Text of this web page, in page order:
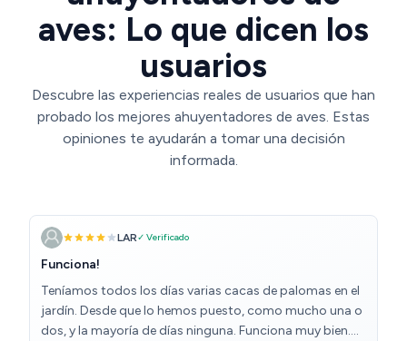
aves: Lo que dicen los
usuarios
Descubre las experiencias reales de usuarios que han
probado los mejores ahuyentadores de aves. Estas
opiniones te ayudarán a tomar una decisión
informada.
LAR✓ Verificado
Funciona!
Teníamos todos los días varias cacas de palomas en el
jardín. Desde que lo hemos puesto, como mucho una o
dos, y la mayoría de días ninguna. Funciona muy bien.